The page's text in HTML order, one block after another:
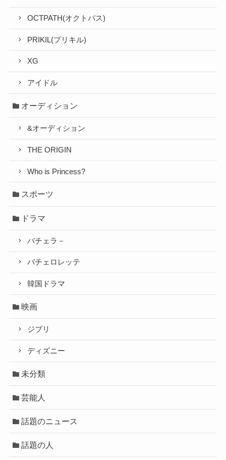
OCTPATH(オクトパス)
PRIKIL(プリキル)
XG
アイドル
オーディション
&オーディション
THE ORIGIN
Who is Princess?
スポーツ
ドラマ
バチェラ－
バチェロレッテ
韓国ドラマ
映画
ジブリ
ディズニー
未分類
芸能人
話題のニュース
話題の人